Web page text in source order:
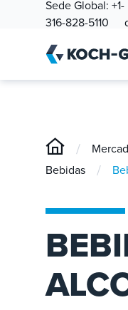
Sede Global: +1-
316-828-5110
/
Bebidas
/